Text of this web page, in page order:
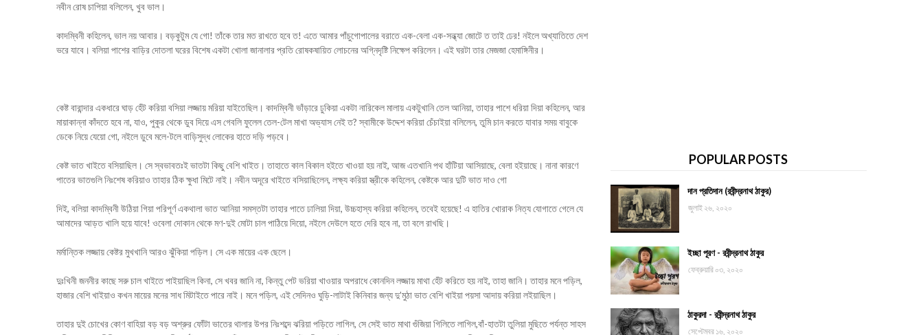
নবীন রোষ চাপিয়া বলিলেন, খুব ভাল।
কাদম্বিনী কহিলেন, ভাল নয় আবার। বড়কুটুম যে গো! তাঁকে তার মত রাখতে হবে ত! এতে আমার পাঁচুগোপালের বরাতে এক-বেলা এক-সন্ধ্যা জোটে ত তাই ঢের! নইলে অখ্যাতিতে দেশ
ভরে যাবে। বলিয়া পাশের বাড়ির দোতলা ঘরের বিশেষ একটা খোলা জানালার প্রতি রোষকষায়িত লোচনের অগ্নিদৃষ্টি নিক্ষেপ করিলেন। এই ঘরটা তার মেজজা হেমাঙ্গিনীর।
কেষ্ট বারান্দার একধারে ঘাড় হেঁট করিয়া বসিয়া লজ্জায় মরিয়া যাইতেছিল। কাদম্বিনী ভাঁড়ারে ঢুকিয়া একটা নারিকেল মালায় একটুখানি তেল আনিয়া, তাহার পাশে ধরিয়া দিয়া কহিলেন, আর
মায়াকান্না কাঁদতে হবে না, যাও, পুকুর থেকে ডুব দিয়ে এস গেবলি ফুলেল তেল-টেল মাখা অভ্যাস নেই ত? স্বামীকে উদ্দেশ করিয়া চেঁচাইয়া বলিলেন, তুমি চান করতে যাবার সময় বাবুকে
ডেকে নিয়ে যেয়ো গো, নইলে ডুবে মলে-টলে বাড়িসুদ্ধ লোকের হাতে দড়ি পড়বে।
কেষ্ট ভাত খাইতে বসিয়াছিল। সে স্বভাবতঃই ভাতটা কিছু বেশি খাইত। তাহাতে কাল বিকাল হইতে খাওয়া হয় নাই, আজ এতখানি পথ হাঁটিয়া আসিয়াছে, বেলা হইয়াছে। নানা কারণে
পাতের ভাতগুলি নিঃশেষ করিয়াও তাহার ঠিক ক্ষুধা মিটে নাই। নবীন অদূরে খাইতে বসিয়াছিলেন, লক্ষ্য করিয়া স্ত্রীকে কহিলেন, কেষ্টকে আর দুটি ভাত দাও গো
দিই, বলিয়া কাদম্বিনী উঠিয়া গিয়া পরিপূর্ণ একথালা ভাত আনিয়া সমস্তটা তাহার পাতে ঢালিয়া দিয়া, উচ্চহাস্য করিয়া কহিলেন, তবেই হয়েছে! এ হাতির খোরাক নিত্য যোগাতে গেলে যে
আমাদের আড়ত খালি হয়ে যাবে! ওবেলা দোকান থেকে মণ-দুই মোটা চাল পাঠিয়ে দিয়ো, নইলে দেউলে হতে দেরি হবে না, তা বলে রাখছি।
মর্মান্তিক লজ্জায় কেষ্টর মুখখানি আরও ঝুঁকিয়া পড়িল। সে এক মায়ের এক ছেলে।
দুঃখিনী জননীর কাছে সরু চাল খাইতে পাইয়াছিল কিনা, সে খবর জানি না, কিন্তু পেট ভরিয়া খাওয়ার অপরাধে কোনদিন লজ্জায় মাথা হেঁট করিতে হয় নাই, তাহা জানি। তাহার মনে পড়িল,
হাজার বেশি খাইয়াও কখন মায়ের মনের সাধ মিটাইতে পারে নাই। মনে পড়িল, এই সেদিনও ঘুড়ি-লাটাই কিনিবার জন্য দু’মুঠা ভাত বেশি খাইয়া পয়সা আদায় করিয়া লইয়াছিল।
তাহার দুই চোখের কোণ বাহিয়া বড় বড় অশ্রুর ফোঁটা ভাতের থালার উপর নিঃশব্দে ঝরিয়া পড়িতে লাগিল, সে সেই ভাত মাথা গুঁজিয়া গিলিতে লাগিল,বাঁ-হাতটা তুলিয়া মুছিতে পর্যন্ত সাহস
POPULAR POSTS
দান প্রতিদান (রবীন্দ্রনাথ ঠাকুর)
জুলাই ২৬, ২০২০
ইচ্ছা পূরণ - রবীন্দ্রনাথ ঠাকুর
ফেব্রুয়ারি ০৩, ২০২০
ঠাকুরদা - রবীন্দ্রনাথ ঠাকুর
সেপ্টেম্বর ১৬, ২০২০